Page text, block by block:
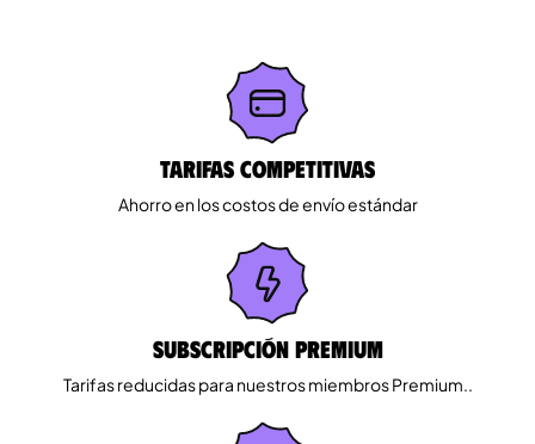
Tarifas competitivas
Ahorro en los costos de envío estándar
Subscripción Premium
Tarifas reducidas para nuestros miembros Premium..